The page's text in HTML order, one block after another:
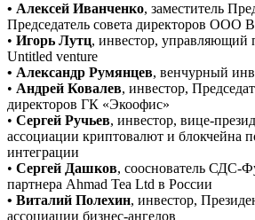
• Алексей Иванченко, заместитель
Председатель совета директоров ООО
• Игорь Лутц, инвестор, управляющий
Untitled venture
• Александр Румянцев, венчурный
• Андрей Ковалев, инвестор,
директоров ГК «Экоофис»
• Сергей Ручьев, инвестор, вице-
ассоциации криптовалют и блокчейна
интеграции
• Сергей Дашков, сооснователь СДС-
партнера Ahmad Tea Ltd в России
• Виталий Полехин, инвестор,
ассоциации бизнес-ангелов